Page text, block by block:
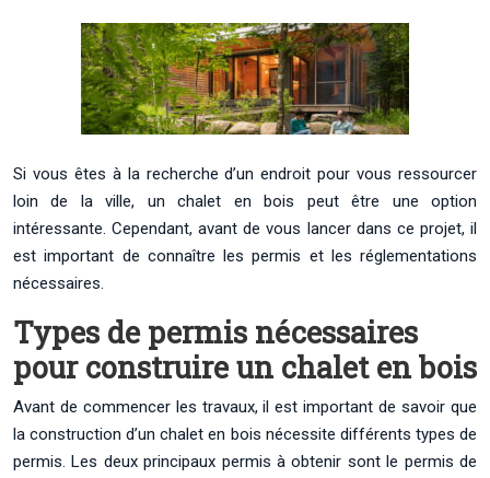
Si vous êtes à la recherche d’un endroit pour vous ressourcer
loin de la ville, un chalet en bois peut être une option
intéressante. Cependant, avant de vous lancer dans ce projet, il
est important de connaître les permis et les réglementations
nécessaires.
Types de permis nécessaires
pour construire un chalet en bois
Avant de commencer les travaux, il est important de savoir que
la construction d’un chalet en bois nécessite différents types de
permis. Les deux principaux permis à obtenir sont le permis de